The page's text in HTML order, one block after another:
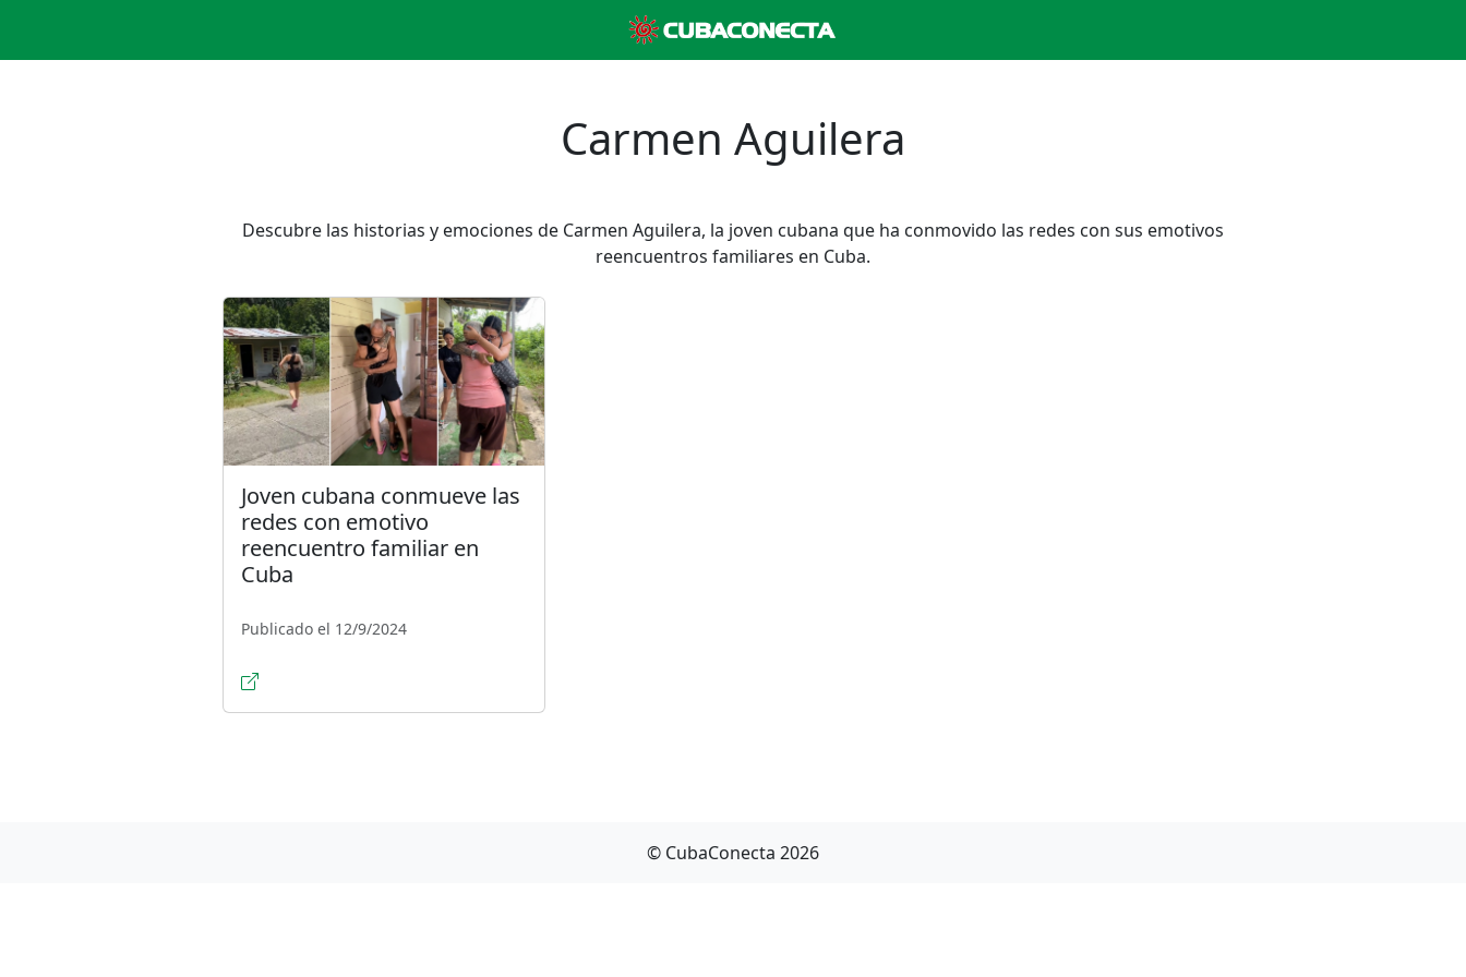
Carmen Aguilera
Descubre las historias y emociones de Carmen Aguilera, la joven cubana que ha conmovido las redes con sus emotivos
reencuentros familiares en Cuba.
Joven cubana conmueve las
redes con emotivo
reencuentro familiar en
Cuba
Publicado el 12/9/2024
© CubaConecta 2026